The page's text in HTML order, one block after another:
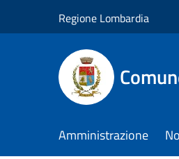
Regione Lombardia
Amministrazione